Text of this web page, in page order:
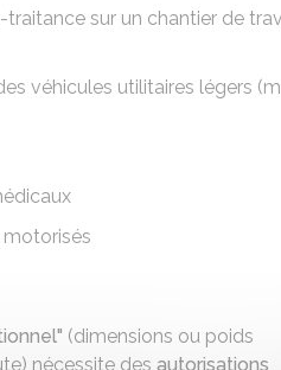
sur un chantier de
véhicules utilitaires légers
motorisés
(dimensions ou poids
nécessite des autorisations